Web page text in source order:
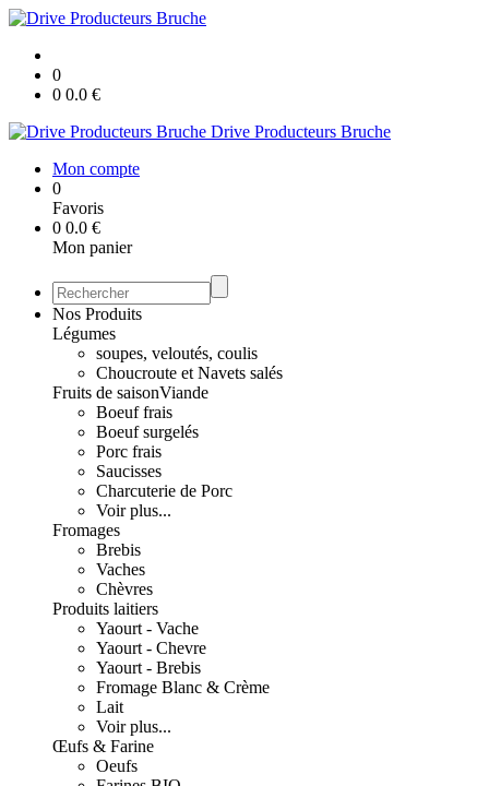
0
0 0.0 €
Drive Producteurs Bruche
Mon compte
0
Favoris
0 0.0 €
Mon panier
Nos Produits
Légumes
soupes, veloutés, coulis
Choucroute et Navets salés
Fruits de saisonViande
Boeuf frais
Boeuf surgelés
Porc frais
Saucisses
Charcuterie de Porc
Voir plus...
Fromages
Brebis
Vaches
Chèvres
Produits laitiers
Yaourt - Vache
Yaourt - Chevre
Yaourt - Brebis
Fromage Blanc & Crème
Lait
Voir plus...
Œufs & Farine
Oeufs